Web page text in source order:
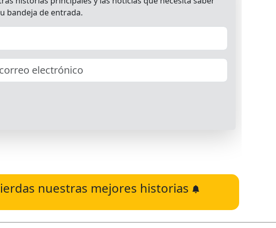
nuestras mejores historias